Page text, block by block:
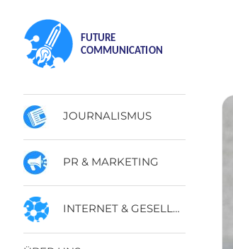
JOURNALISMUS
PR & MARKETING
INTERNET & GESELLSCHAFT